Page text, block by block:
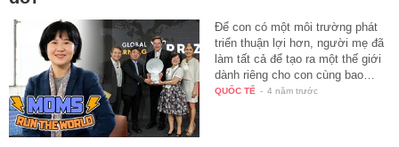
Để con có một môi trường phát
triển thuận lợi hơn, người mẹ đã
làm tất cả để tạo ra một thế giới
dành riêng cho con cùng bao…
QUỐC TẾ - 4 năm trước